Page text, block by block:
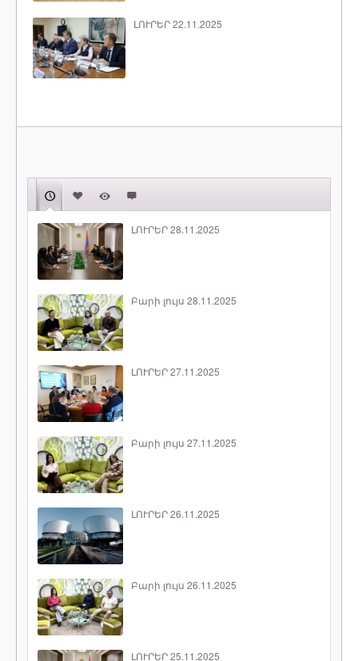
ԼՈՒՐԵՐ 22.11.2025
ԼՈՒՐԵՐ 28.11.2025
Բարի լույս 28.11.2025
ԼՈՒՐԵՐ 27.11.2025
Բարի լույս 27.11.2025
ԼՈՒՐԵՐ 26.11.2025
Բարի լույս 26.11.2025
ԼՈՒՐԵՐ 25.11.2025